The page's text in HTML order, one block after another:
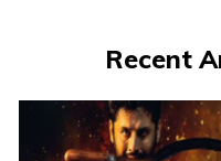
Recent